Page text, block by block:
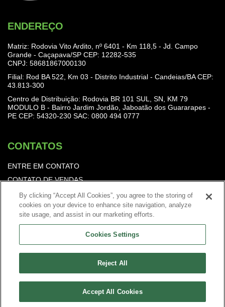
ENDEREÇO
Matriz: Rodovia Vito Ardito, nº 6401 - Km 118,5 - Jd. Campo
Grande - Caçapava/SP CEP: 12282-535
CNPJ: 58681867000130
Filial: Rod BA 522, Km 03 - Distrito Industrial - Candeias/BA CEP:
43.813-300
Centro de Distribuição: Rodovia BR 101 SUL, SN, KM 79
MODULO B - Bairro Jardim Jordão, Jaboatão dos Guararapes -
PE CEP: 54320-230 SAC: 0800 494 0777
CONTATOS
ENTRE EM CONTATO
CONTATO DE VENDAS
TRABALHE CONOSCO
Política de Privacidade
By clicking “Accept All Cookies”, you agree to the storing of
cookies on your device to enhance site navigation, analyze
site usage, and assist in our marketing efforts.
Cookies Settings
Reject All
Accept All Cookies